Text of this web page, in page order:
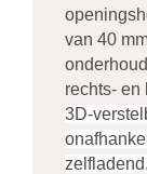
van 40
rechts- en
3D-
zelfladend.
60 minuten
Deurdikte
40